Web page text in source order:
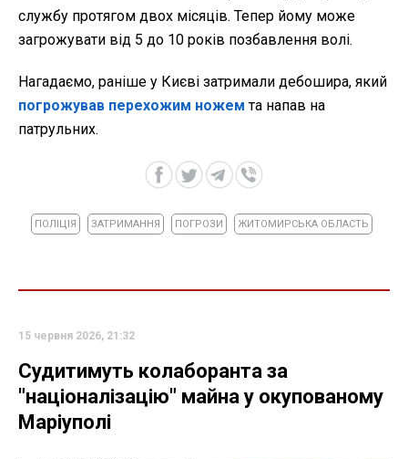
службу протягом двох місяців. Тепер йому може
загрожувати від 5 до 10 років позбавлення волі.
Нагадаємо, раніше у Києві затримали дебошира, який
погрожував перехожим ножем та напав на
патрульних.
ПОЛІЦІЯ ЗАТРИМАННЯ ПОГРОЗИ ЖИТОМИРСЬКА ОБЛАСТЬ
15 червня 2026, 21:32
Cудитимуть колаборанта за
"націоналізацію" майна у окупованому
Маріуполі